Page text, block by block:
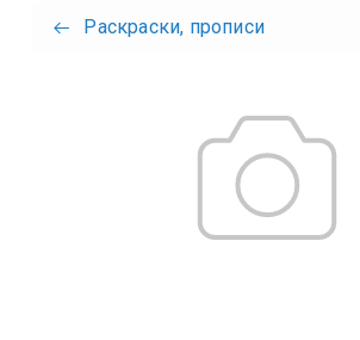
Раскраски, прописи